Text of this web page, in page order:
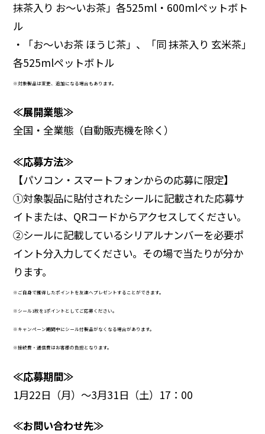
抹茶入り お～いお茶」各525ml・600mlペットボト
ル
・「お～いお茶 ほうじ茶」、「同 抹茶入り 玄米茶」
各525mlペットボトル
※対象製品は変更、追加になる場合もあります。
≪展開業態≫
全国・全業態（自動販売機を除く）
≪応募方法≫
【パソコン・スマートフォンからの応募に限定】
①対象製品に貼付されたシールに記載された応募サ
イトまたは、QRコードからアクセスしてください。
②シールに記載しているシリアルナンバーを必要ポ
イント分入力してください。その場で当たりが分か
ります。
※ご自身で獲得したポイントを友達へプレゼントすることができます。
※シール1枚を1ポイントとしてご応募ください。
※キャンペーン期間中にシール付製品がなくなる場合があります。
※接続費・通信費はお客様の負担となります。
≪応募期間≫
1月22日（月）～3月31日（土）17：00
≪お問い合わせ先≫